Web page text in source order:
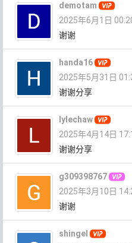
demotam
2025年6月1日
谢谢
handa16
2025年5月31日
谢谢分享
lylechaw
2025年4月14日
谢谢分享
g309398767
2025年3月10日
谢谢
shingel